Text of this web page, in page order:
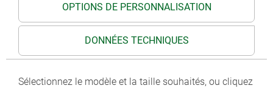
OPTIONS DE PERSONNALISATION
DONNÉES TECHNIQUES
Sélectionnez le modèle et la taille souhaités, ou cliquez